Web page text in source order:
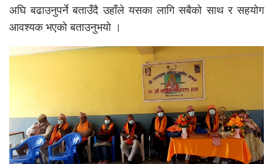
अघि बढाउनुपर्ने बताउँदै उहाँले यसका लागि सबैको साथ र सहयोग
आवश्यक भएको बताउनुभयो ।